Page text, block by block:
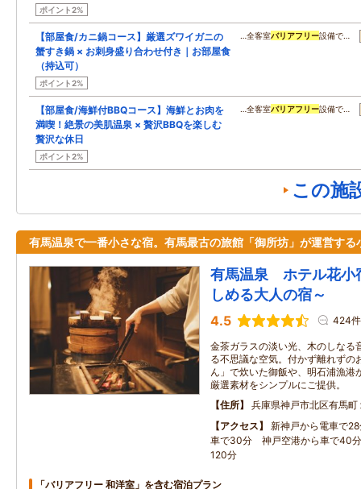
ポイント2%
【部屋食/カニ鍋コース】厳選ズワイガニの
蟹すき鍋 × お刺身盛り合わせ付き｜お部屋食
（持込可）
ポイント2%
…全客室バリアフリー設備で…
【部屋食/海鮮付BBQコース】海鮮とお肉を
満喫！絶景の美肌温泉 × 贅沢BBQを楽しむ
贅沢な休日
ポイント2%
…全客室バリアフリー設備で…
この施
有馬温泉で一番小さな宿。有馬最古の旅館「御所坊」が運営する
有馬温泉 ホテル花小
しめる大人の宿～
4.5 424件
金茶ガラスの淡い光、木のしな
る不思議な空気。付かず離れずの
ん」で炊いた御飯や、明石浦漁港
厳選素材をシンプルにご提供。
住所
兵庫県神戸市北区有馬町
アクセス
新神戸から電車で
車で30分 神戸空港から車で40
120分
「バリアフリー 和洋室」を含む宿泊プラン